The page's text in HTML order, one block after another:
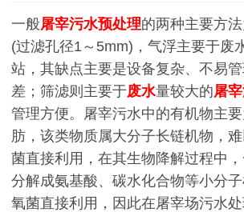
一般屠宰污水预处理的两种主要方
(过滤孔径1～5mm)，气浮主要于废
站，其缺点主要是设备复杂、不易
差；筛滤则主要于废水量较大的屠
管理方便。屠宰污水中的有机物主
肪，该类物质属大分子长链机物，
菌直接利用，在其生物降解过程中
分解成氨基酸、碳水化合物等小分
氧菌直接利用，因此在屠宰场污水